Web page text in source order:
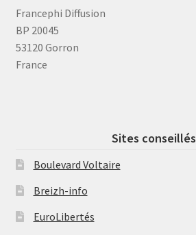
Francephi Diffusion
BP 20045
53120 Gorron
France
Sites conseillés
Boulevard Voltaire
Breizh-info
EuroLibertés